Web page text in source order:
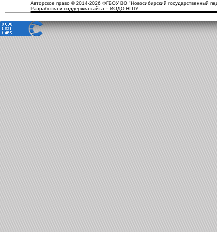
Авторское право © 2014-2026 ФГБОУ ВО "Новосибирский государственный
Разработка и поддержка сайта – ИОДО НГПУ